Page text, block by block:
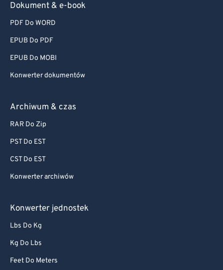
Dokument & e-book
PDF Do WORD
EPUB Do PDF
EPUB Do MOBI
Konwerter dokumentów
Archiwum & czas
RAR Do Zip
PST Do EST
CST Do EST
Konwerter archiwów
Konwerter jednostek
Lbs Do Kg
Kg Do Lbs
Feet Do Meters